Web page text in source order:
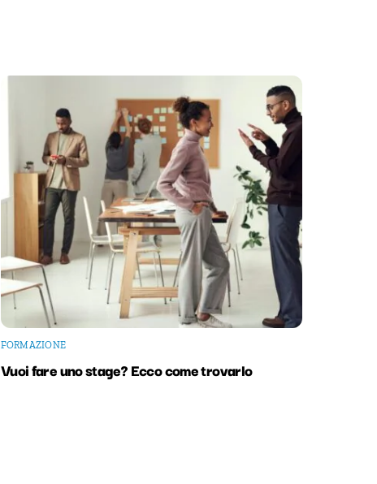
FORMAZIONE
Vuoi fare uno stage? Ecco come trovarlo